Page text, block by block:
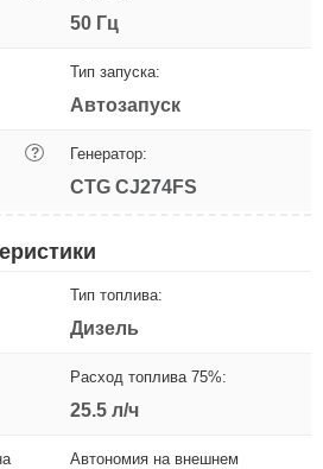
50 Гц
Тип запуска:
Автозапуск
? Генератор:
CTG CJ274FS
Тип топлива:
Дизель
Расход топлива 75%:
25.5 л/ч
Автономия на внешнем